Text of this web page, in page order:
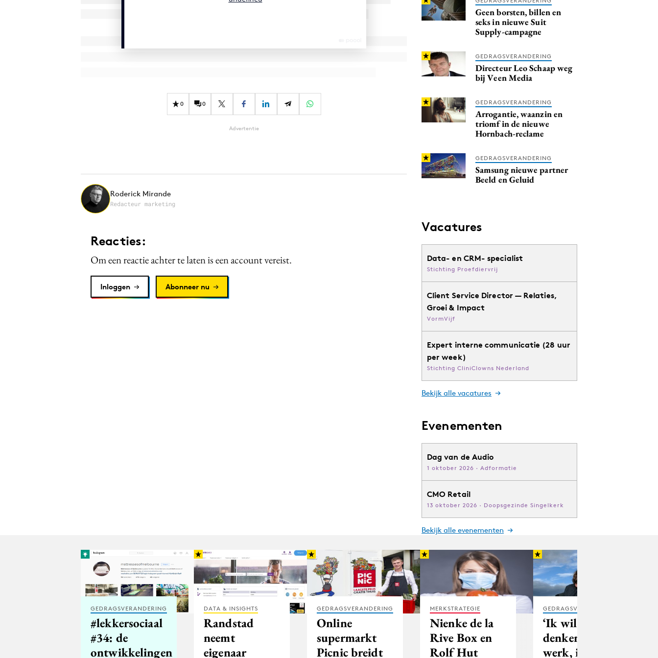
0 0
Advertentie
Roderick Mirande
Redacteur marketing
Reacties:
Om een reactie achter te laten is een account vereist.
Inloggen Abonneer nu
Geen borsten, billen en
seks in nieuwe Suit
Supply-campagne
GEDRAGSVERANDERING
Directeur Leo Schaap weg
bij Veen Media
GEDRAGSVERANDERING
Arrogantie, waanzin en
triomf in de nieuwe
Hornbach-reclame
GEDRAGSVERANDERING
Samsung nieuwe partner
Beeld en Geluid
Vacatures
Data- en CRM- specialist
Stichting Proefdiervrij
Client Service Director — Relaties,
Groei & Impact
VormVijf
Expert interne communicatie (28 uur
per week)
Stichting CliniClowns Nederland
Bekijk alle vacatures
Evenementen
Dag van de Audio
1 oktober 2026 · Adformatie
CMO Retail
13 oktober 2026 · Doopsgezinde Singelkerk
Bekijk alle evenementen
GEDRAGSVERANDERING
#lekkersociaal
#34: de
ontwikkelingen
DATA & INSIGHTS
Randstad
neemt
eigenaar
GEDRAGSVERANDERING
Online
supermarkt
Picnic breidt
MERKSTRATEGIE
Nienke de la
Rive Box en
Rolf Hut
GEDRAGSVERANDERING
‘Ik wil niet
denken in
werk, ik wil